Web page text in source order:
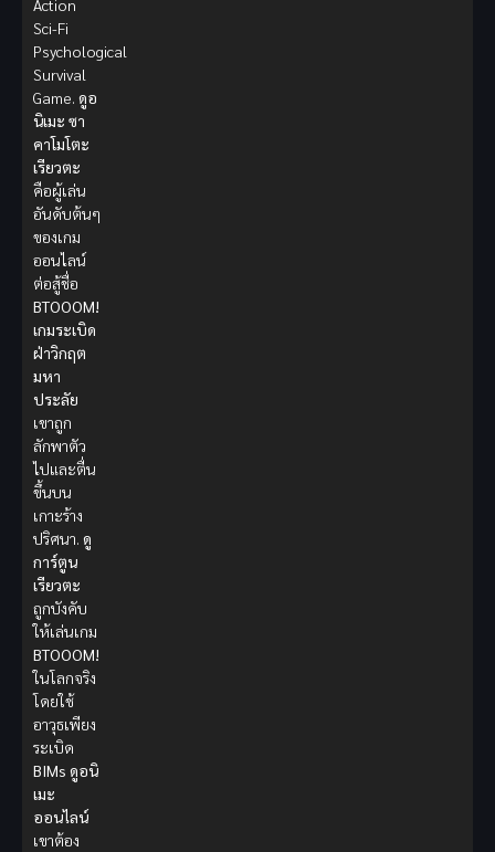
Action
Sci-Fi
Psychological
Survival
Game. ดูอ
นิเมะ ซา
คาโมโตะ
เรียวตะ
คือผู้เล่น
อันดับต้นๆ
ของเกม
ออนไลน์
ต่อสู้ชื่อ
BTOOOM!
เกมระเบิด
ฝ่าวิกฤต
มหา
ประลัย
เขาถูก
ลักพาตัว
ไปและตื่น
ขึ้นบน
เกาะร้าง
ปริศนา. ดู
การ์ตูน
เรียวตะ
ถูกบังคับ
ให้เล่นเกม
BTOOOM!
ในโลกจริง
โดยใช้
อาวุธเพียง
ระเบิด
BIMs ดูอนิ
เมะ
ออนไลน์
เขาต้อง